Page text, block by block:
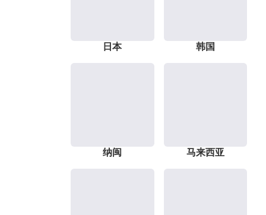
日本 韩国
纳闽 马来西亚